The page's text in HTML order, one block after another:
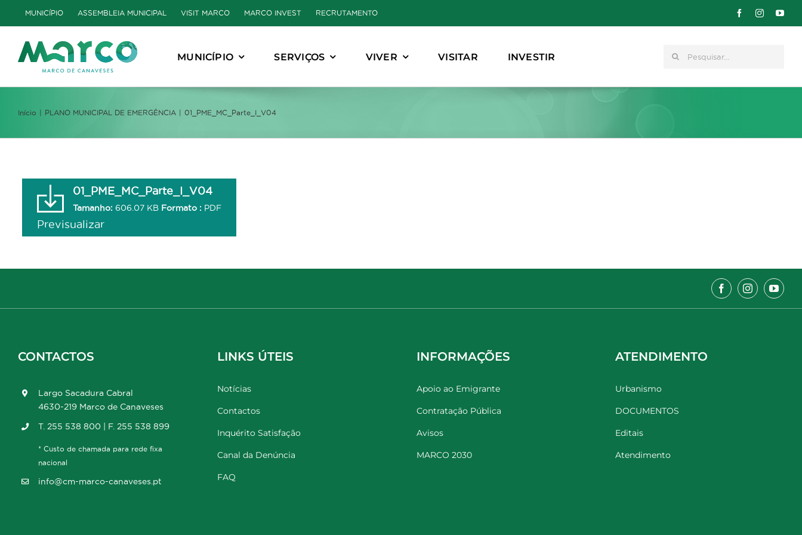
to
content
MUNICÍPIO ASSEMBLEIA MUNICIPAL VISIT MARCO MARCO INVEST RECRUTAMENTO
MUNICÍPIO SERVIÇOS VIVER VISITAR INVESTIR Pesquisar
Início PLANO MUNICIPAL DE EMERGÊNCIA 01_PME_MC_Parte_I_V04
01_PME_MC_Parte_I_V04
Tamanho: 606.07 KB Formato : PDF
Previsualizar
CONTACTOS
Largo Sacadura Cabral
4630-219 Marco de Canaveses
T. 255 538 800 | F. 255 538 899
* Custo de chamada para rede fixa
nacional
info@cm-marco-canaveses.pt
LINKS ÚTEIS
Notícias
Contactos
Inquérito Satisfação
Canal da Denúncia
FAQ
INFORMAÇÕES
Apoio ao Emigrante
Contratação Pública
Avisos
MARCO 2030
ATENDIMENTO
Urbanismo
DOCUMENTOS
Editais
Atendimento